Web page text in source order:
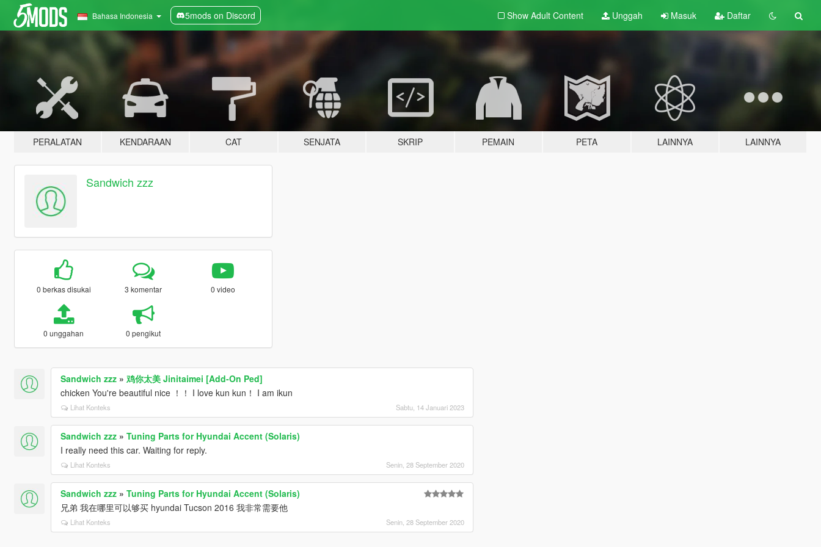
Bahasa Indonesia 5mods on Discord Show Adult Content Unggah Masuk Daftar
PERALATAN KENDARAAN CAT SENJATA SKRIP PEMAIN PETA LAINNYA LAINNYA
Sandwich zzz
0 berkas disukai 3 komentar 0 video
0 unggahan 0 pengikut
Sandwich zzz» 鸡你太美 Jinitaimei [Add-On Ped]
chicken You're beautiful nice ！！ I love kun kun！ I am ikun
Lihat Konteks Sabtu, 14 Januari 2023
Sandwich zzz» Tuning Parts for Hyundai Accent (Solaris)
I really need this car. Waiting for reply.
Lihat Konteks Senin, 28 September 2020
Sandwich zzz» Tuning Parts for Hyundai Accent (Solaris)
兄弟 我在哪里可以够买 hyundai Tucson 2016 我非常需要他
Lihat Konteks Senin, 28 September 2020